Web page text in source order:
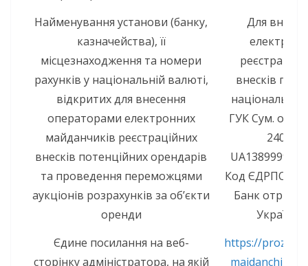
Найменування установи (банку,
казначейства), її
місцезнаходження та номери
рахунків у національній валюті,
відкритих для внесення
операторами електронних
майданчиків реєстраційних
внесків потенційних орендарів
та проведення переможцями
аукціонів розрахунків за об’єкти
оренди
Для
внесків
ГУК Сум. обл.
Код ЄДРПОУ
Банк
України
Єдине посилання на веб-
сторінку адміністратора, на якій
https://
majdanchiki-